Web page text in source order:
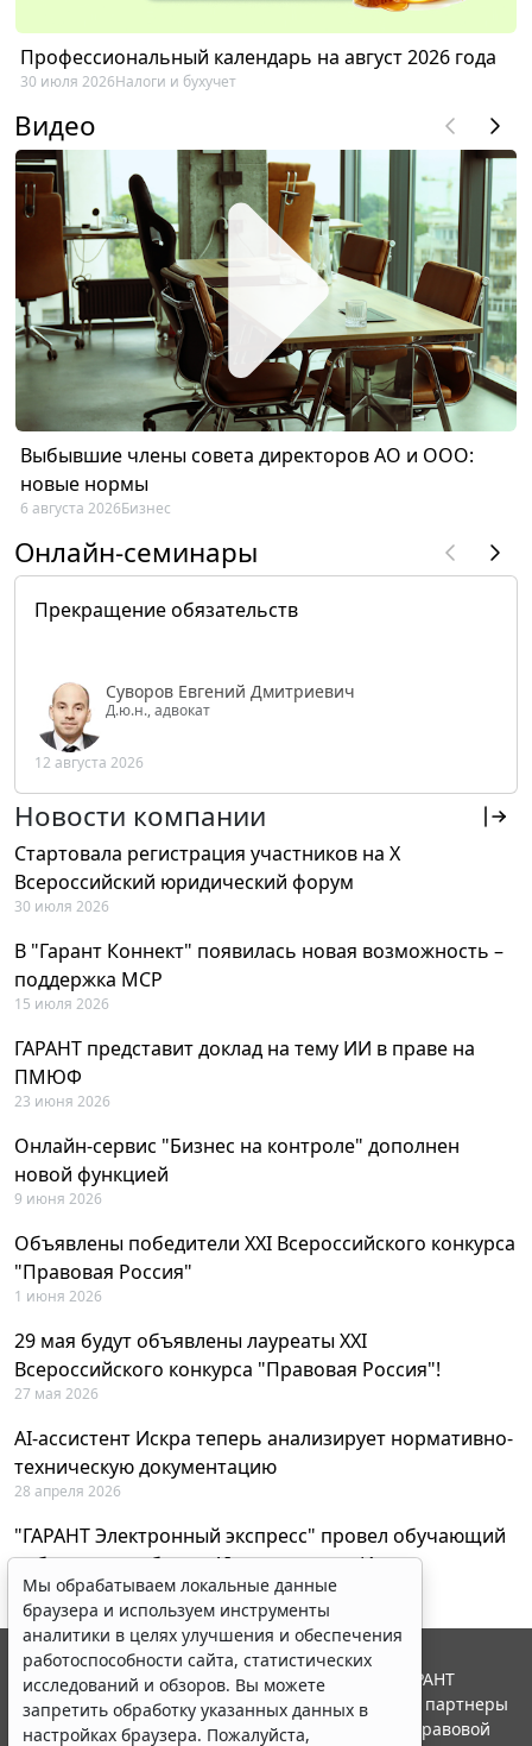
Профессиональный календарь на август 2026 года
30 июля 2026Налоги и бухучет
Видео
Выбывшие члены совета директоров АО и ООО:
новые нормы
6 августа 2026Бизнес
Онлайн-семинары
Прекращение обязательств
Суворов Евгений Дмитриевич
Д.ю.н., адвокат
12 августа 2026
Новости компании
Стартовала регистрация участников на X
Всероссийский юридический форум
30 июля 2026
В "Гарант Коннект" появилась новая возможность –
поддержка MCP
15 июля 2026
ГАРАНТ представит доклад на тему ИИ в праве на
ПМЮФ
23 июня 2026
Онлайн-сервис "Бизнес на контроле" дополнен
новой функцией
9 июня 2026
Объявлены победители XXI Всероссийского конкурса
"Правовая Россия"
1 июня 2026
29 мая будут объявлены лауреаты XXI
Всероссийского конкурса "Правовая Россия"!
27 мая 2026
AI-ассистент Искра теперь анализирует нормативно-
техническую документацию
28 апреля 2026
"ГАРАНТ Электронный экспресс" провел обучающий
вебинар по работе с AI-ассистентом Искра
23 апреля 2026
Мы обрабатываем локальные данные
браузера и используем инструменты
аналитики в целях улучшения и обеспечения
работоспособности сайта, статистических
исследований и обзоров. Вы можете
запретить обработку указанных данных в
настройках браузера. Пожалуйста,
© ООО "НПП "ГАРАНТ-СЕРВИС", 2026. Система ГАРАНТ
выпускается с 1990 года. Компания "Гарант" и ее партнеры
являются участниками Российской ассоциации правовой